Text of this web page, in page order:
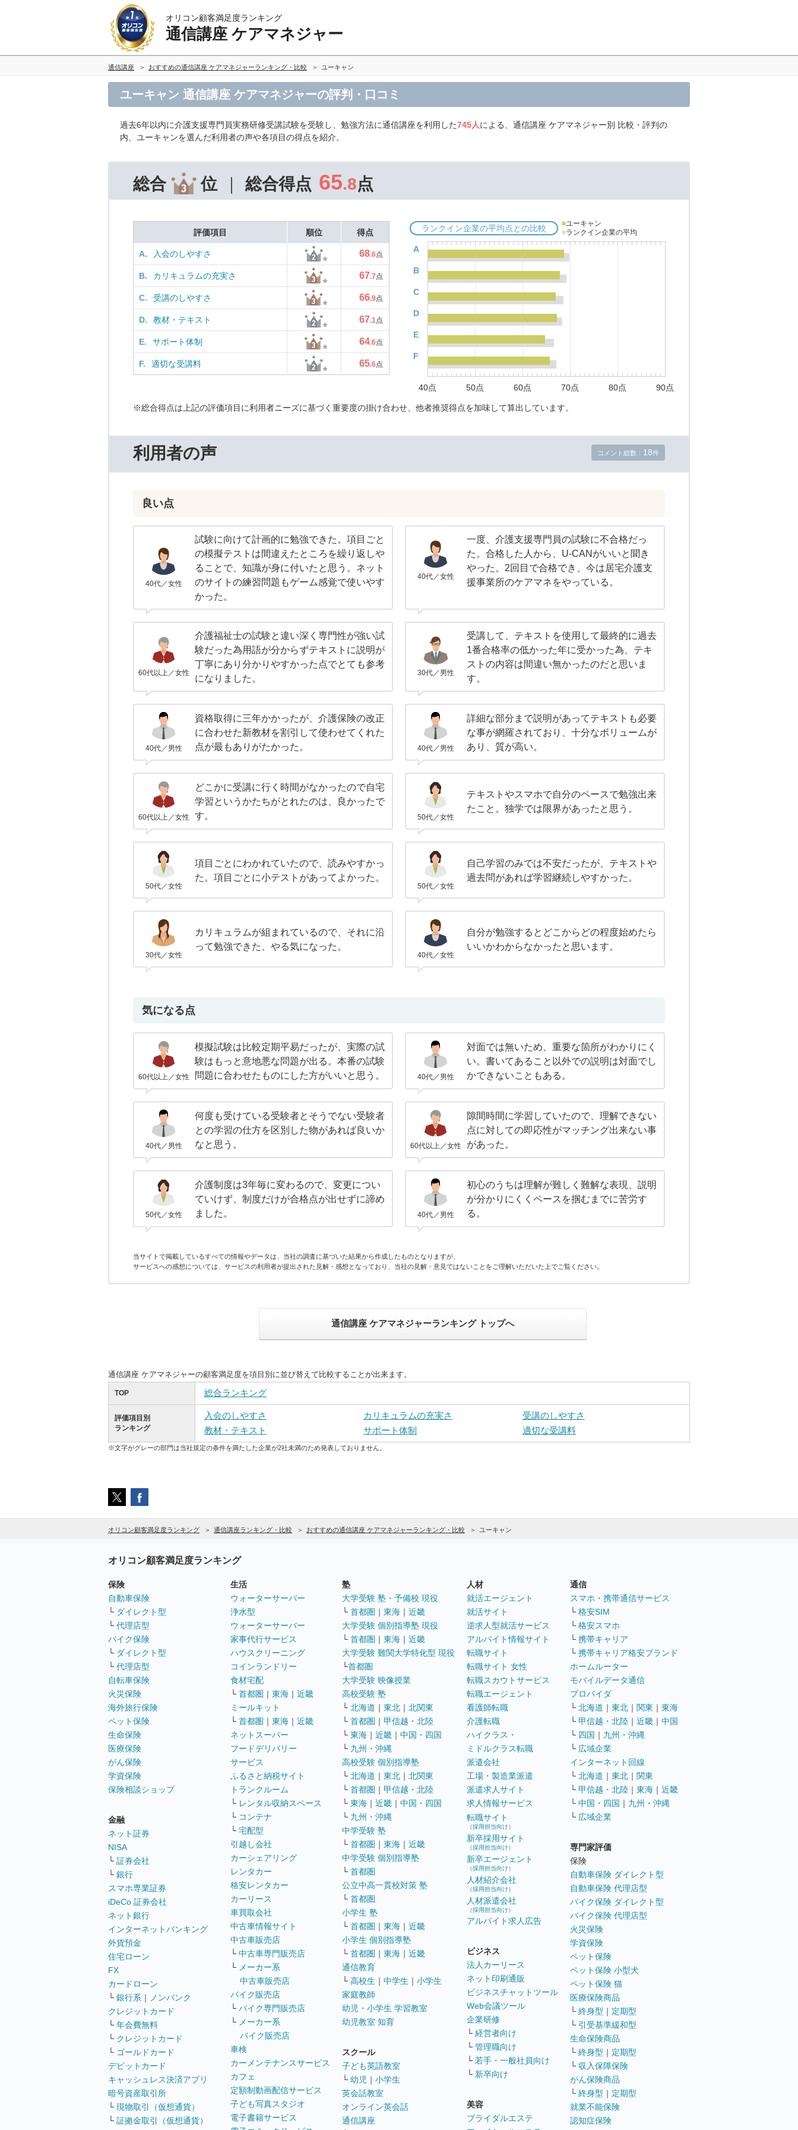
オリコン顧客満足度ランキング
通信講座 ケアマネジャー
通信講座 おすすめの通信講座 ケアマネジャーランキング・比較 ユーキャン
ユーキャン 通信講座 ケアマネジャーの評判・口コミ
過去6年以内に介護支援専門員実務研修受講試験を受験し、勉強方法に通信講座を利用した745人による、通信講座 ケアマネジャー別 比較・評判の
内、ユーキャンを選んだ利用者の声や各項目の得点を紹介。
総合 位 総合得点 65.8点
評価項目 順位 得点
A. 入会のしやすさ 68.6点
B. カリキュラムの充実さ 67.7点
C. 受講のしやすさ 66.9点
D. 教材・テキスト 67.1点
E. サポート体制 64.6点
F. 適切な受講料 65.6点
ランクイン企業の平均点との比較 ■ユーキャン
■ランクイン企業の平均
A
B
C
D
E
F
40点 50点 60点 70点 80点 90点
※総合得点は上記の評価項目に利用者ニーズに基づく重要度の掛け合わせ、他者推奨得点を加味して算出しています。
利用者の声 コメント総数： 18件
良い点
40代／女性
試験に向けて計画的に勉強できた。項目ごと
の模擬テストは間違えたところを繰り返しや
ることで、知識が身に付いたと思う。ネット
のサイトの練習問題もゲーム感覚で使いやす
かった。
40代／女性
一度、介護支援専門員の試験に不合格だっ
た。合格した人から、U-CANがいいと聞き
やった。2回目で合格でき、今は居宅介護支
援事業所のケアマネをやっている。
60代以上／女性
介護福祉士の試験と違い深く専門性が強い試
験だった為用語が分からずテキストに説明が
丁寧にあり分かりやすかった点でとても参考
になりました。
30代／男性
受講して、テキストを使用して最終的に過去
1番合格率の低かった年に受かった為、テキ
ストの内容は間違い無かったのだと思いま
す。
40代／男性
資格取得に三年かかったが、介護保険の改正
に合わせた新教材を割引して使わせてくれた
点が最もありがたかった。
40代／男性
詳細な部分まで説明があってテキストも必要
な事が網羅されており、十分なボリュームが
あり、質が高い。
60代以上／女性
どこかに受講に行く時間がなかったので自宅
学習というかたちがとれたのは、良かったで
す。
50代／女性
テキストやスマホで自分のペースで勉強出来
たこと。独学では限界があったと思う。
50代／女性
項目ごとにわかれていたので、読みやすかっ
た。項目ごとに小テストがあってよかった。
50代／女性
自己学習のみでは不安だったが、テキストや
過去問があれば学習継続しやすかった。
30代／女性
カリキュラムが組まれているので、それに沿
って勉強できた、やる気になった。
40代／女性
自分が勉強するとどこからどの程度始めたら
いいかわからなかったと思います。
気になる点
60代以上／女性
模擬試験は比較定期平易だったが、実際の試
験はもっと意地悪な問題が出る。本番の試験
問題に合わせたものにした方がいいと思う。
40代／男性
対面では無いため、重要な箇所がわかりにく
い。書いてあること以外での説明は対面でし
かできないこともある。
40代／男性
何度も受けている受験者とそうでない受験者
との学習の仕方を区別した物があれば良いか
なと思う。
60代以上／女性
隙間時間に学習していたので、理解できない
点に対しての即応性がマッチング出来ない事
があった。
50代／女性
介護制度は3年毎に変わるので、変更につい
ていけず、制度だけが合格点が出せずに諦め
ました。
40代／男性
初心のうちは理解が難しく難解な表現、説明
が分かりにくくペースを掴むまでに苦労す
る。
当サイトで掲載しているすべての情報やデータは、当社の調査に基づいた結果から作成したものとなりますが、
サービスへの感想については、サービスの利用者が提出された見解・感想となっており、当社の見解・意見ではないことをご理解いただいた上でご覧ください。
通信講座 ケアマネジャーランキング トップへ
通信講座 ケアマネジャーの顧客満足度を項目別に並び替えて比較することが出来ます。
TOP 総合ランキング
評価項目別
ランキング
入会のしやすさ カリキュラムの充実さ
受講のしやすさ
教材・テキスト
サポート体制 適切な受講料
※文字がグレーの部門は当社規定の条件を満たした企業が2社未満のため発表しておりません。
オリコン顧客満足度ランキング 通信講座ランキング・比較 おすすめの通信講座 ケアマネジャーランキング・比較 ユーキャン
オリコン顧客満足度ランキング
保険
自動車保険
└ ダイレクト型
└ 代理店型
バイク保険
└ ダイレクト型
└ 代理店型
自転車保険
火災保険
海外旅行保険
ペット保険
生命保険
医療保険
がん保険
学資保険
保険相談ショップ
金融
ネット証券
NISA
└ 証券会社
└ 銀行
スマホ専業証券
iDeCo 証券会社
ネット銀行
インターネットバンキング
外貨預金
住宅ローン
FX
カードローン
└ 銀行系 ｜
ノンバンク
クレジットカード
└ 年会費無料
└ クレジットカード
└ ゴールドカード
デビットカード
キャッシュレス決済アプリ
暗号資産取引所
└ 現物取引（仮想通貨）
└ 証拠金取引（仮想通貨）
生活
ウォーターサーバー
浄水型
ウォーターサーバー
家事代行サービス
ハウスクリーニング
コインランドリー
食材宅配
└ 首都圏 ｜ 東海 ｜ 近畿
ミールキット
└ 首都圏 ｜ 東海 ｜ 近畿
ネットスーパー
フードデリバリー
サービス
ふるさと納税サイト
トランクルーム
└ レンタル収納スペース
└ コンテナ
└ 宅配型
引越し会社
カーシェアリング
レンタカー
格安レンタカー
カーリース
車買取会社
中古車情報サイト
中古車販売店
└ 中古車専門販売店
└ メーカー系
中古車販売店
バイク販売店
└ バイク専門販売店
└ メーカー系
バイク販売店
車検
カーメンテナンスサービス
カフェ
定額制動画配信サービス
子ども写真スタジオ
電子書籍サービス
塾
大学受験 塾・予備校 現役
└ 首都圏 ｜ 東海 ｜ 近畿
大学受験 個別指導塾 現役
└ 首都圏 ｜ 東海 ｜ 近畿
大学受験 難関大学特化型 現役
└首都圏
大学受験 映像授業
高校受験 塾
└ 北海道 ｜ 東北 ｜ 北関東
└ 首都圏 ｜ 甲信越・北陸
└ 東海 ｜ 近畿 ｜ 中国・四国
└ 九州・沖縄
高校受験 個別指導塾
└ 北海道 ｜ 東北 ｜ 北関東
└ 首都圏 ｜ 甲信越・北陸
└ 東海 ｜ 近畿 ｜ 中国・四国
└ 九州・沖縄
中学受験 塾
└ 首都圏 ｜ 東海 ｜ 近畿
中学受験 個別指導塾
└ 首都圏
公立中高一貫校対策 塾
└ 首都圏
小学生 塾
└ 首都圏 ｜ 東海 ｜ 近畿
小学生 個別指導塾
└ 首都圏 ｜ 東海 ｜ 近畿
通信教育
└ 高校生 ｜ 中学生 ｜ 小学生
家庭教師
幼児・小学生 学習教室
幼児教室 知育
スクール
子ども英語教室
└ 幼児 ｜ 小学生
英会話教室
オンライン英会話
通信講座
人材
就活エージェント
就活サイト
逆求人型就活サービス
アルバイト情報サイト
転職サイト
転職サイト 女性
転職スカウトサービス
転職エージェント
看護師転職
介護転職
ハイクラス・
ミドルクラス転職
派遣会社
工場・製造業派遣
派遣求人サイト
求人情報サービス
転職サイト
（採用担当向け）
新卒採用サイト
（採用担当向け）
新卒エージェント
（採用担当向け）
人材紹介会社
（採用担当向け）
人材派遣会社
（採用担当向け）
アルバイト求人広告
ビジネス
法人カーリース
ネット印刷通販
ビジネスチャットツール
Web会議ツール
企業研修
└ 経営者向け
└ 管理職向け
└ 若手・一般社員向け
└ 新卒向け
美容
ブライダルエステ
通信
スマホ・携帯通信サービス
└ 格安SIM
└ 格安スマホ
└ 携帯キャリア
└ 携帯キャリア格安ブランド
ホームルーター
モバイルデータ通信
プロバイダ
└ 北海道 ｜ 東北 ｜ 関東 ｜ 東海
└ 甲信越・北陸 ｜ 近畿 ｜ 中国
└ 四国 ｜ 九州・沖縄
└ 広域企業
インターネット回線
└ 北海道 ｜ 東北 ｜ 関東
└ 甲信越・北陸 ｜ 東海 ｜ 近畿
└ 中国・四国 ｜ 九州・沖縄
└ 広域企業
専門家評価
保険
自動車保険 ダイレクト型
自動車保険 代理店型
バイク保険 ダイレクト型
バイク保険 代理店型
火災保険
学資保険
ペット保険
ペット保険 小型犬
ペット保険 猫
医療保険商品
└ 終身型 ｜ 定期型
└ 引受基準緩和型
生命保険商品
└ 終身型 ｜ 定期型
└ 収入保障保険
がん保険商品
└ 終身型 ｜ 定期型
就業不能保険
認知症保険